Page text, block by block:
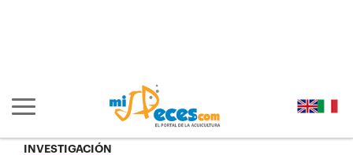
Mostrar/ocultar navegación principal
INVESTIGACIÓN